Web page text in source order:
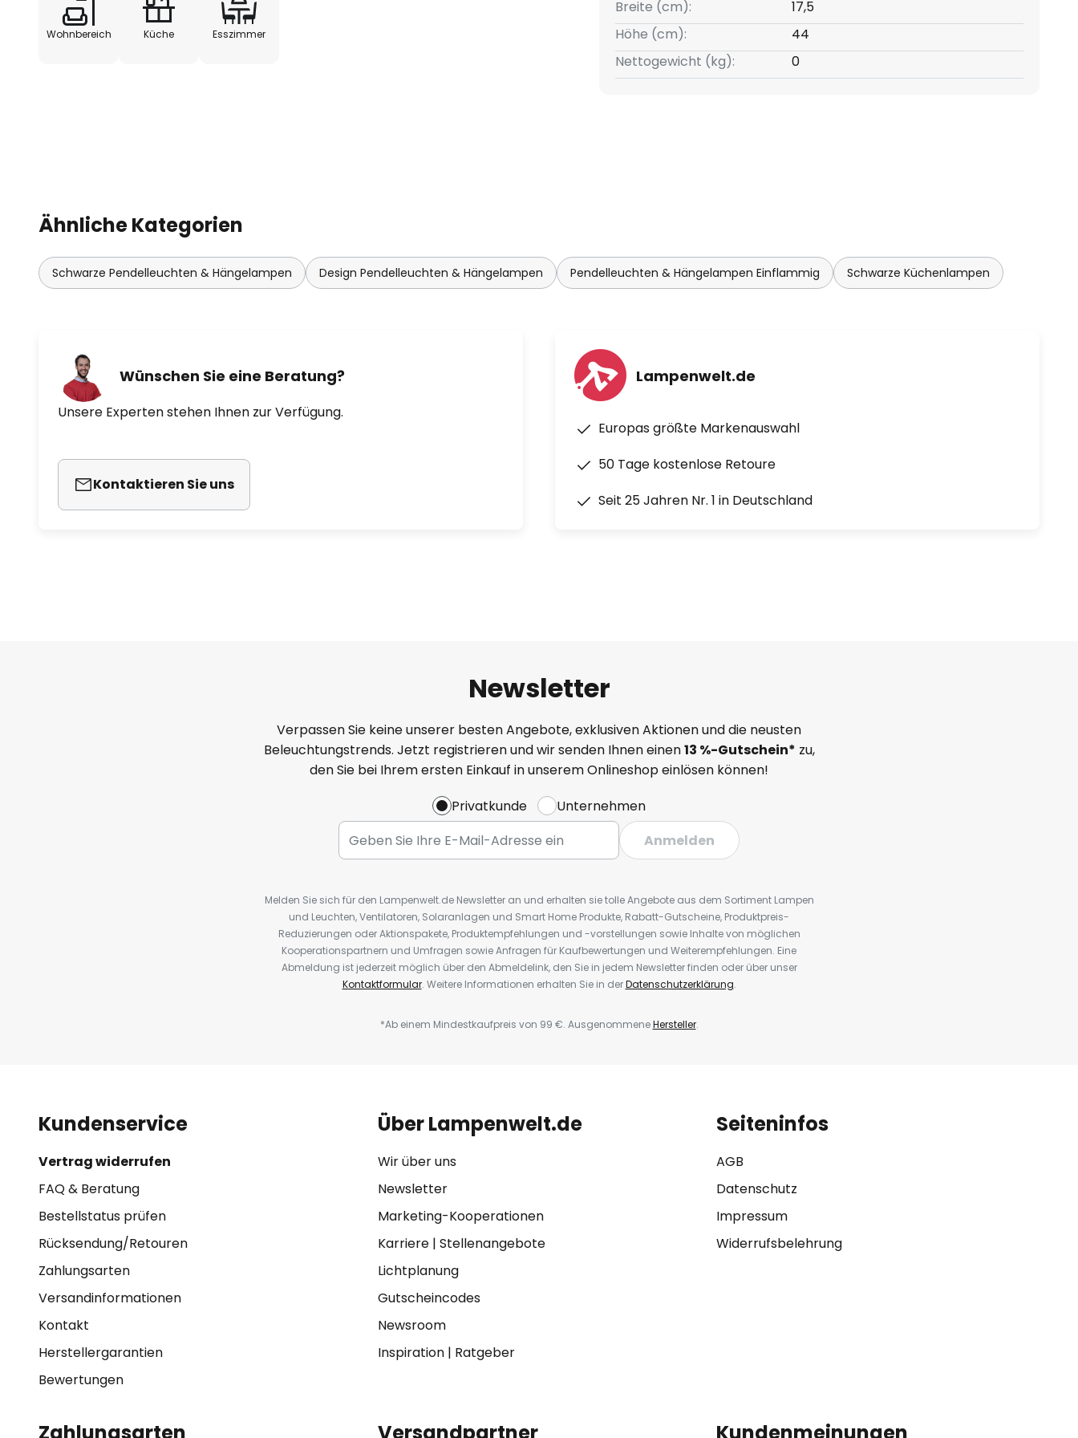
Wohnbereich Küche Esszimmer
Breite (cm):
17,5
Höhe (cm):
44
Nettogewicht (kg):
0
Ähnliche Kategorien
Schwarze Pendelleuchten & Hängelampen Design Pendelleuchten & Hängelampen Pendelleuchten & Hängelampen Einflammig Schwarze Küchenlampen
Wünschen Sie eine Beratung?
Unsere Experten stehen Ihnen zur Verfügung.
Kontaktieren Sie uns
Lampenwelt.de
Europas größte Markenauswahl
50 Tage kostenlose Retoure
Seit 25 Jahren Nr. 1 in Deutschland
Newsletter
Verpassen Sie keine unserer besten Angebote, exklusiven Aktionen und die neusten
Beleuchtungstrends. Jetzt registrieren und wir senden Ihnen einen13 %-Gutschein* zu,
den Sie bei Ihrem ersten Einkauf in unserem Onlineshop einlösen können!
Privatkunde
Unternehmen
Anmelden
Melden Sie sich für den Lampenwelt.de Newsletter an und erhalten sie tolle Angebote aus dem Sortiment Lampen
und Leuchten, Ventilatoren, Solaranlagen und Smart Home Produkte, Rabatt-Gutscheine, Produktpreis-
Reduzierungen oder Aktionspakete, Produktempfehlungen und -vorstellungen sowie Inhalte von möglichen
Kooperationspartnern und Umfragen sowie Anfragen für Kaufbewertungen und Weiterempfehlungen. Eine
Abmeldung ist jederzeit möglich über den Abmeldelink, den Sie in jedem Newsletter finden oder über unser
Kontaktformular. Weitere Informationen erhalten Sie in derDatenschutzerklärung.
*Ab einem Mindestkaufpreis von 99 €. AusgenommeneHersteller.
Kundenservice
Vertrag widerrufen
FAQ & Beratung
Bestellstatus prüfen
Rücksendung/Retouren
Zahlungsarten
Versandinformationen
Kontakt
Herstellergarantien
Bewertungen
Über Lampenwelt.de
Wir über uns
Newsletter
Marketing-Kooperationen
Karriere| Stellenangebote
Lichtplanung
Gutscheincodes
Newsroom
Inspiration| Ratgeber
Seiteninfos
AGB
Datenschutz
Impressum
Widerrufsbelehrung